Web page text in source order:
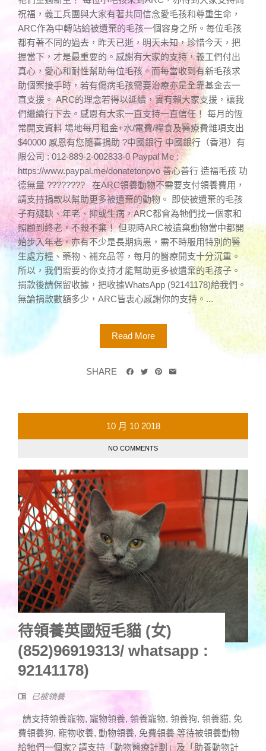
祝福，義工兵團與大家有著共同信念愛毛孩和尊重生命，
ARC作為中轉站給被遺棄的毛孩一個容身之所。每位毛孩
都有著不同的過去，昨天已逝，明天未知，珍惜今天，把
握當下，才是最重要的。感謝有大家的支持，義工們付出
真心，愛心和耐性幫助每位毛孩。而每當收到有新毛孩求
助個案接手時，若有傷病毛孩需要治療亦是全靠基金去一
直支援。 ARC的理念若得以延續，實有賴大家支援，讓我
們繼續行下去。感恩有大家一直支持一直信任！ 每月的恆
常開支資料 場地每月租金+水/電費/糧食及醫療費雜項支出
$40000 感恩有您隨喜捐助 ?中國銀行 中國銀行（香港）有
限公司 : 012-889-2-002833-0 Paypal Me :
https://www.paypal.me/donatetonpvo 善心善行 造福毛孩 功
德無量 ???????? 在ARC領養動物不需要支付領養費用，
請支持捐款以幫助更多被遺棄的動物。 即使被遺棄的毛孩
子有殘缺、年老、抑或生病，ARC都會為牠們找一個家和
照顧到終老，不殺不棄！ 但現時ARC被遺棄動物當中都開
始步入年老，亦有不少是長期病患，需不時服用特別的醫
生處方糧、藥物、補充品等，每月的醫療開支十分沉重。
所以，我們需要的你支持才能幫助更多被遺棄的毛孩子。
捐款後請保留收據，把收據WhatsApp (92141178)給我們。
無論捐款數額多少，ARC皆衷心感謝你的支持。...
Read More
SHARE
10 月 10 2018
NO COMMENTS
待領養英國短毛貓 (女)
(852)96919313/ whatsapp :
92141178)
已被領養
請支持領養寵物, 寵物領養, 領養寵物, 領養狗, 領養貓, 免
費領養狗, 寵物收養, 動物領養, 免費領養 等待被領養動物
給牠們一個家? 請支持「動物醫療計劃」及「助養動物計